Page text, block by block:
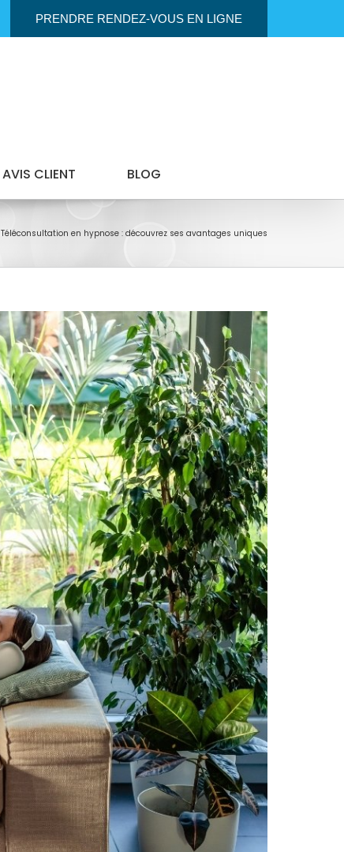
PRENDRE RENDEZ-VOUS EN LIGNE
AVIS CLIENT BLOG
Téléconsultation en hypnose : découvrez ses avantages uniques